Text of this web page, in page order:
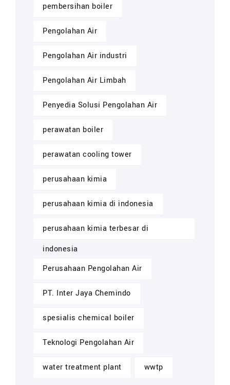
pembersihan boiler
Pengolahan Air
Pengolahan Air industri
Pengolahan Air Limbah
Penyedia Solusi Pengolahan Air
perawatan boiler
perawatan cooling tower
perusahaan kimia
perusahaan kimia di indonesia
perusahaan kimia terbesar di
indonesia
Perusahaan Pengolahan Air
PT. Inter Jaya Chemindo
spesialis chemical boiler
Teknologi Pengolahan Air
water treatment plant wwtp